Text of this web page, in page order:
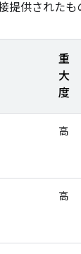
提供されたも
重
大
度
高
高